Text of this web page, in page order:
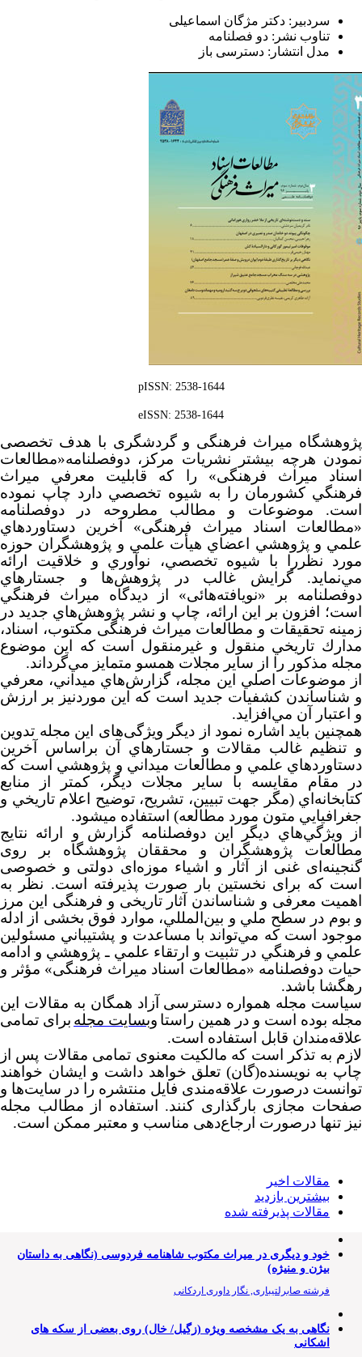
سردبیر: دکتر مژگان اسماعیلی
تناوب نشر: دو فصلنامه
مدل انتشار: دسترسی باز
2538-1644
:pISSN
2538-1644
:eISSN
میراث فرهنگی و گردشگری با هدف تخصصی
هرچه بیشتر نشریات مرکز، دوفصلنامه«مطالعات
میراث فرهنگی» را كه قابلیت معرفي ميراث
کشورمان را به شيوه تخصصي دارد چاپ نموده
موضوعات و مطالب مطروحه در دوفصلنامه
اسناد میراث فرهنگی» آخرين دستاوردهاي
و پژوهشي اعضاي هيأت علمي و پژوهشگران حوزه
نظررا با شيوه تخصصي، نوآوري و خلاقيت ارائه
گرايش غالب در پژوهش‌ها و جستارهاي
بر «نويافته‌ها‌ئی» از ديدگاه ميراث فرهنگي
افزون بر این ارائه، چاپ و نشر پژوهش‌هاي جديد در
تحقيقات و مطالعات ميراث فرهنگی مكتوب، اسناد،
تاريخي منقول و غير‌منقول است که این موضوع
مذکور را از ساير مجلات همسو متمايز مي‌گرداند.
موضوعات اصلي این مجله، گزارش‌هاي ميداني، معرفي
شناساندن كشفيات جديد است که اين موردنيز بر ارزش
آن مي‌افزايد.
باید اشاره نمود از دیگر ویژگی‌های این مجله تدوین
تنظیم غالب مقالات و جستارهاي آن براساس آخرين
علمي و مطالعات ميداني و پژوهشي است که
مقام مقایسه با ساير مجلات ديگر، كمتر از منابع
(مگر جهت تبيين، تشريح، توضيح اعلام تاريخي و
متون مورد مطالعه) استفاده مي­شود.
ويژگي‌هاي دیگر این دوفصلنامه گزارش و ارائه نتایج
پژوهشگران و محققان پژوهشگاه بر روی
غنی از آثار و اشیاء موزه‌ای دولتی و خصوصی
که برای نخستین بار صورت پذیرفته است. نظر به
معرفی و شناساندن آثار تاریخی و فرهنگی این مرز
بوم در سطح ملي و بين‌المللي، موارد فوق بخشی از ادله
است که مي‌تواند با مساعدت و پشتيباني مسئولين
و فرهنگي در تثبيت و ارتقاء علمي ـپژوهشي و ادامه
دوفصلنامه «مطالعات اسناد میراث فرهنگی» مؤثر و
باشد.
مجله همواره دسترسی آزاد همگان به مقالات این
بوده است و در همین راستاوبسایت مجلهبرای تمامی
قابل استفاده است.
به تذکر است که مالکیت معنوی تمامی مقالات پس از
به نویسنده(گان) تعلق خواهد داشت و ایشان خواهند
درصورت علاقه‌مندی فایل منتشره را در سایت‌ها و
مجازی بارگذاری کنند. استفاده از مطالب مجله
تنها درصورت ارجاع‌دهی مناسب و معتبر ممکن است.
مقالات اخیر
بیشترین بازدید
مقالات پذیرفته شده
خود و دیگری در میراث مکتوب شاهنامه فردوسی (نگاهی به داستان
بیژن و منیژه)
فرشته صابرلتیباری, نگار داوری اردکانی
نگاهی به یک مشخصه ویژه (زگیل/ خال) روی بعضی از سکه های
اشکانی